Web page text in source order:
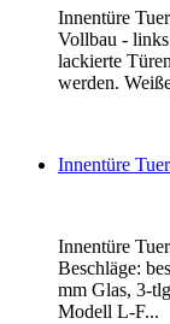
Innentüre
Vollbau -
lackierte
werden.
Innentüre
Innentüre
Beschläge:
mm Glas, 3-
Modell L-F...